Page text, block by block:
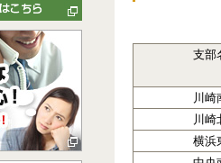
支部
川崎
川崎
横浜